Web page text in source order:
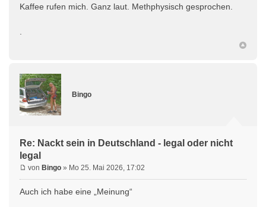
Kaffee rufen mich. Ganz laut. Methphysisch gesprochen.
Bingo
Re: Nackt sein in Deutschland - legal oder nicht
legal
von Bingo » Mo 25. Mai 2026, 17:02
Auch ich habe eine „Meinung“